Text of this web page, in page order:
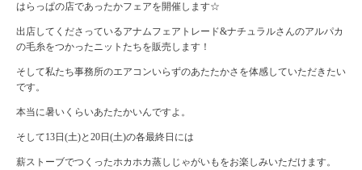
はらっぱの店であったかフェアを開催します☆
出店してくださっているアナムフェアトレード&ナチュラルさんのアルパカ
の毛糸をつかったニットたちを販売します！
そして私たち事務所のエアコンいらずのあたたかさを体感していただきたい
です。
本当に暑いくらいあたたかいんですよ。
そして13日(土)と20日(土)の各最終日には
薪ストーブでつくったホカホカ蒸しじゃがいもをお楽しみいただけます。